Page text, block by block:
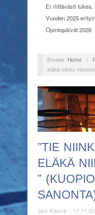
Ei riittävästi tukea,
Vuoden 2025
Opintopäivät 2026
Browse: Home /
eläkä niinku
”TIE
ELÄKÄ
”
Jani Käsmä /